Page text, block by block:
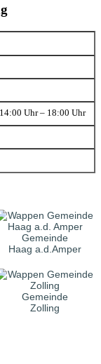
14:00 Uhr – 18:00 Uhr
Gemeinde
Haag a.d.Amper
Gemeinde
Zolling